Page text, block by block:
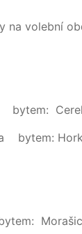
volební
bytem: